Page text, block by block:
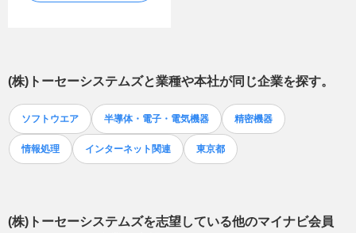
(株)トーセーシステムズと業種や本社が同じ企業を探す。
ソフトウエア 半導体・電子・電気機器 精密機器
情報処理 インターネット関連 東京都
(株)トーセーシステムズを志望している他のマイナビ会員